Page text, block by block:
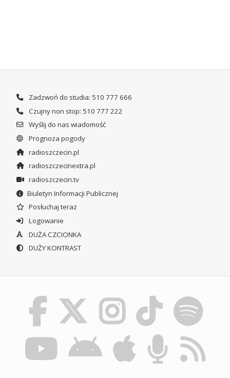
Zadzwoń do studia: 510 777 666
Czujny non stop: 510 777 222
Wyślij do nas wiadomość
Prognoza pogody
radioszczecin.pl
radioszczecinextra.pl
radioszczecin.tv
Biuletyn Informacji Publicznej
Posłuchaj teraz
Logowanie
DUŻA CZCIONKA
DUŻY KONTRAST